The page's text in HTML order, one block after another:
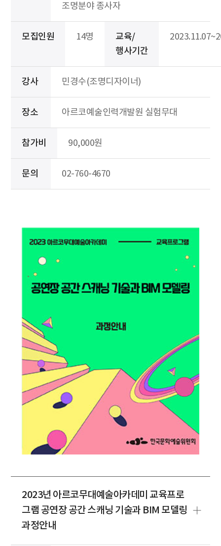
조명분야 종사자
모집인원 14명
교육/
행사기간
강사 민경수(조명디자이너)
장소 아르코예술인력개발원 실험무대
참가비 90,000원
문의 02-760-4670
2023년 아르코무대예술아카데미 교육프로
그램 공연장 공간 스캐닝 기술과 BIM 모델링
과정안내